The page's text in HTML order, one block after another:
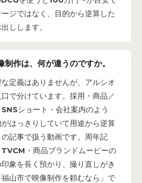
ジではなく、目的から逆算した
しします。
制作は、何が違うのですか。
定義はありませんが、アルシオ
で分けています。採用・商品／
ショート・会社案内のよう
はっきりしていて用途から逆算
記事で扱う動画です。周年記
・商品ブランドムービーの
象を長く預かり、撮り直しがき
山市で映像制作を頼むなら」で